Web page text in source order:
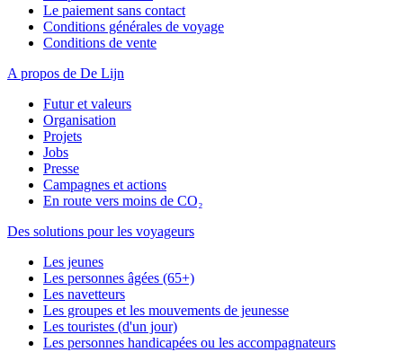
Le paiement sans contact
Conditions générales de voyage
Conditions de vente
A propos de De Lijn
Futur et valeurs
Organisation
Projets
Jobs
Presse
Campagnes et actions
En route vers moins de CO₂
Des solutions pour les voyageurs
Les jeunes
Les personnes âgées (65+)
Les navetteurs
Les groupes et les mouvements de jeunesse
Les touristes (d'un jour)
Les personnes handicapées ou les accompagnateurs